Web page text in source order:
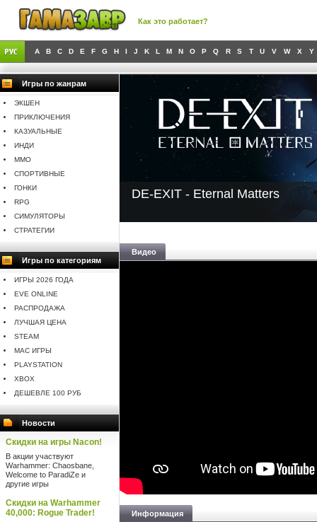
Как это работает?
A B C D E F G H I J K L M N O P Q R S T U V W X Y
Игры по жанрам
ЭКШЕН
ПРИКЛЮЧЕНИЯ
КАЗУАЛЬНЫЕ
ИНДИ
MMO
СПОРТИВНЫЕ
ГОНКИ
RPG
СИМУЛЯТОРЫ
СТРАТЕГИИ
Игры по категориям
ИГРЫ 2026 ГОДА
EVE ONLINE
РАСПРОДАЖА
ЛУЧШАЯ ЦЕНА
STEAM
MAC ИГРЫ
PLAYSTATION
XBOX
ДЕШЕВЛЕ 100 РУБ
Новости
Скидки на игры Nacon!
В акции участвуют
Warhammer: Chaosbane,
Welcome to ParadiZe и
другие игры
Скидки на Warhammer
40,000: Rogue Trader!
DE-EXIT - Eternal Matters
Видео
Информация